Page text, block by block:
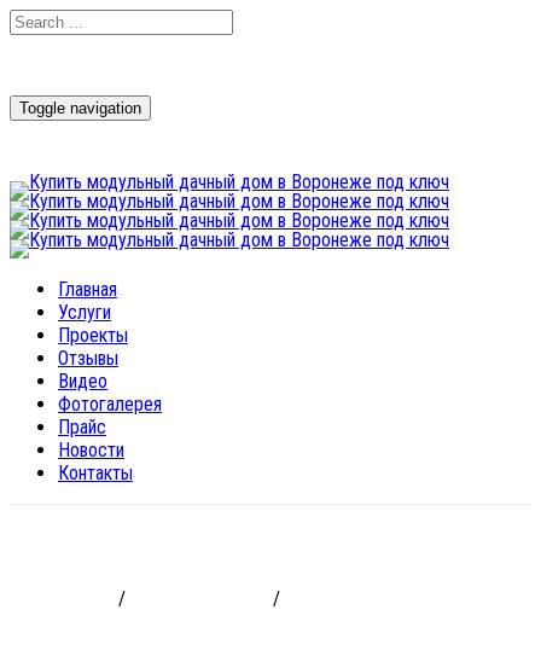
Toggle navigation
Главная
Услуги
Проекты
Отзывы
Видео
Фотогалерея
Прайс
Новости
Контакты
/ /